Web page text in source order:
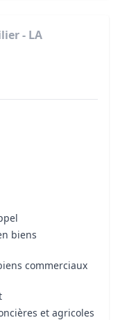
- LA
biens
commerciaux
et agricoles